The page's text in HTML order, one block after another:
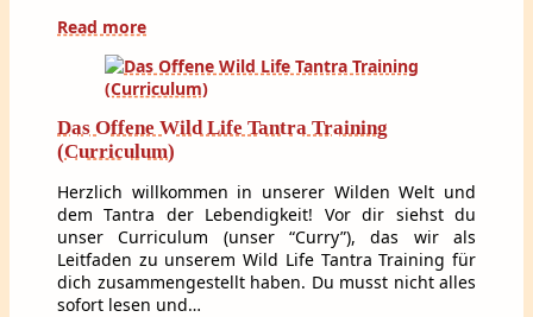
Read more
Das Offene Wild Life Tantra Training
(Curriculum)
Herzlich willkommen in unserer Wilden Welt und
dem Tantra der Lebendigkeit! Vor dir siehst du
unser Curriculum (unser “Curry”), das wir als
Leitfaden zu unserem Wild Life Tantra Training für
dich zusammengestellt haben. Du musst nicht alles
sofort lesen und…